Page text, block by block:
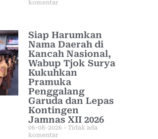
komentar
Siap Harumkan
Nama Daerah di
Kancah Nasional,
Wabup Tjok Surya
Kukuhkan
Pramuka
Penggalang
Garuda dan Lepas
Kontingen
Jamnas XII 2026
06-08-2026
Tidak ada
komentar